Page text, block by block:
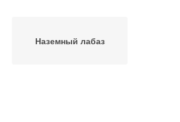
Наземный лабаз